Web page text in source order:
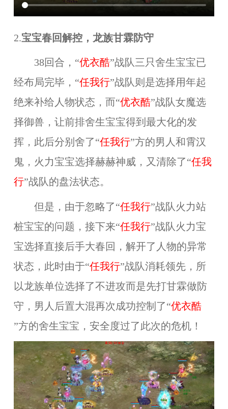
2.宝宝春回解控，龙族甘霖防守
38回合，“优衣酷”战队三只舍生宝宝已
经布局完毕，“任我行”战队则是选择用年起
绝来补给人物状态，而“优衣酷”战队女魔选
择御兽，让前排舍生宝宝得到最大化的发
挥，此后分别舍了“任我行”方的男人和霄汉
鬼，火力宝宝选择赫赫神威，又清除了“任我
行”战队的盘法状态。
但是，由于忽略了“任我行”战队火力站
桩宝宝的问题，接下来“任我行”战队火力宝
宝选择直接后手大春回，解开了人物的异常
状态，此时由于“任我行”战队消耗领先，所
以龙族单位选择了不进攻而是先打甘霖做防
守，男人后置大混再次成功控制了“优衣酷
”方的舍生宝宝，安全度过了此次的危机！